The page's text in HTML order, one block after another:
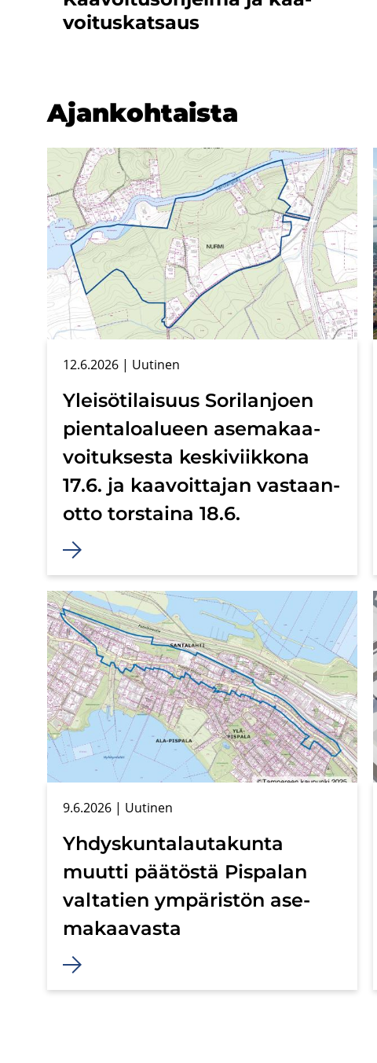
voi­tus­kat­saus
Ajan­koh­tais­ta
Ylei­sö­ti­lai­suus So­ri­lan­joen
pien­ta­loa­lu­een ase­ma­kaa­
voi­tuk­ses­ta kes­ki­viik­ko­na
17.6. ja kaa­voit­ta­jan vas­taan­
ot­to tors­tai­na 18.6.
12.6.2026 | Uu­ti­nen
Yh­dys­kun­ta­lau­ta­kun­ta
muut­ti pää­tös­tä Pis­pa­lan
val­ta­tien ym­pä­ris­tön ase­
ma­kaa­vas­ta
9.6.2026 | Uu­ti­nen